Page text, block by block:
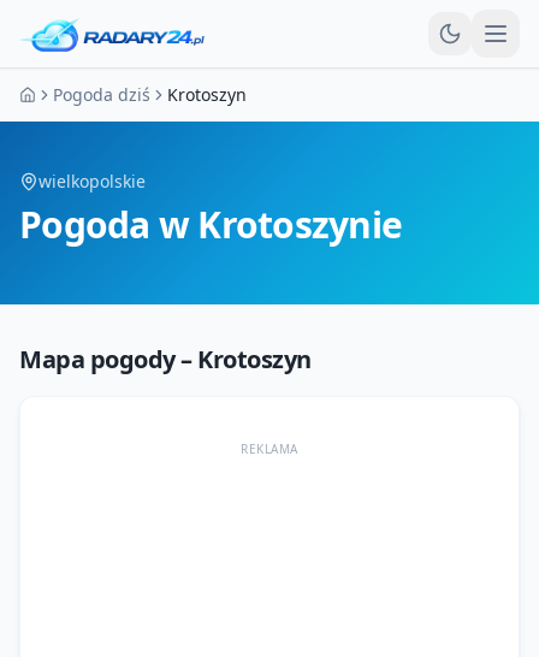
Strona główna
Pogoda dziś Krotoszyn
wielkopolskie
Pogoda w Krotoszynie
Mapa pogody –Krotoszyn
REKLAMA